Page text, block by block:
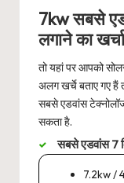
7kw सबसे
लगाने का खर्चा
तो यहां पर आपको
अलग खर्चे बताए गए हैं
सबसे एडवांस
सकता है.
सबसे एडवांस 7
7.2kw /